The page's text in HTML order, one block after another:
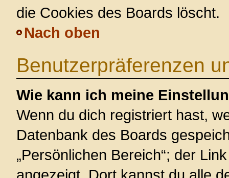
die Cookies des Boards löscht.
Nach oben
Benutzerpräferenzen
Wie kann ich meine
Wenn du dich registriert hast,
Datenbank des Boards
„Persönlichen Bereich“; der